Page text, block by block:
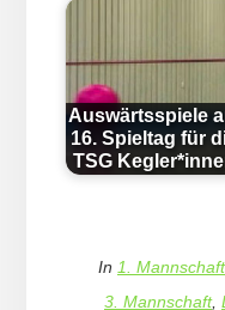
Auswärtsspiele
16. Spieltag für
TSG
In 1. Mannschaft
3. Mannschaft,